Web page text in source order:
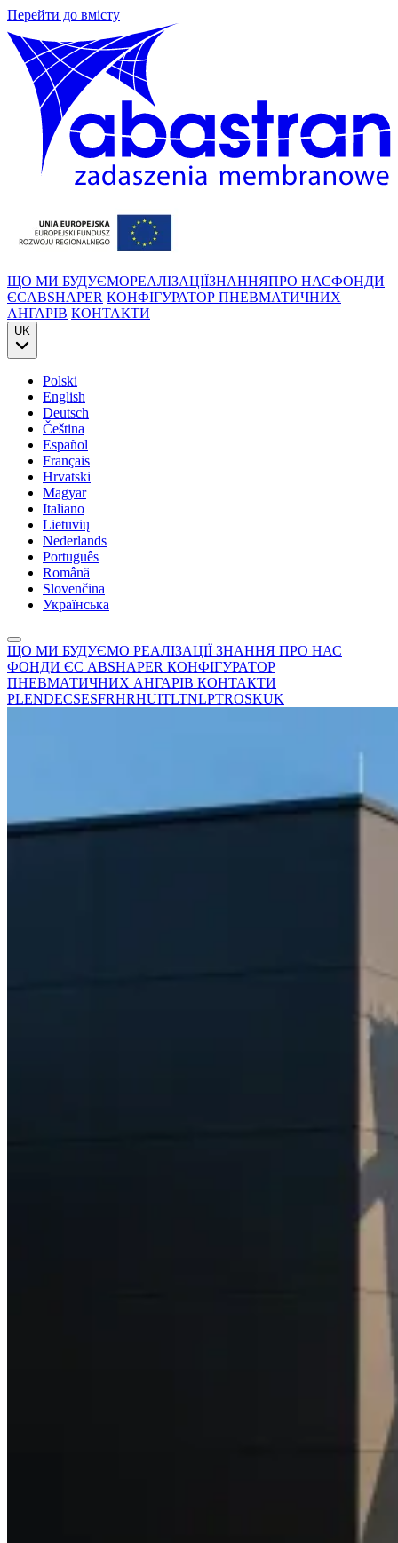
Перейти до вмісту
ЩО МИ БУДУЄМОРЕАЛІЗАЦІЇЗНАННЯПРО НАСФОНДИ
ЄСABSHAPER КОНФІГУРАТОР ПНЕВМАТИЧНИХ
АНГАРІВ КОНТАКТИ
UK
Polski
English
Deutsch
Čeština
Español
Français
Hrvatski
Magyar
Italiano
Lietuvių
Nederlands
Português
Română
Slovenčina
Українська
ЩО МИ БУДУЄМО РЕАЛІЗАЦІЇ ЗНАННЯ ПРО НАС
ФОНДИ ЄС ABSHAPER КОНФІГУРАТОР
ПНЕВМАТИЧНИХ АНГАРІВ КОНТАКТИ
PLENDECSESFRHRHUITLTNLPTROSKUK